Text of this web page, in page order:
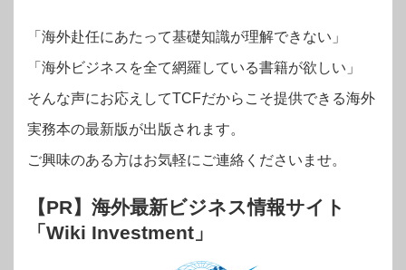
「海外赴任にあたって基礎知識が理解できない」
「海外ビジネスを全て網羅している書籍が欲しい」
そんな声にお応えしてTCFだからこそ提供できる海外
実務本の最新版が出版されます。
ご興味のある方はお気軽にご連絡くださいませ。
【PR】海外最新ビジネス情報サイト
「Wiki Investment」